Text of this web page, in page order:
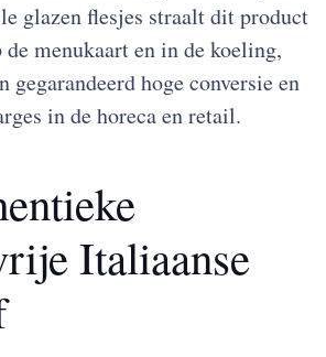
glazen flesjes straalt dit product
menukaart en in de koeling,
gegarandeerd hoge conversie en
in de horeca en retail.
Italiaanse